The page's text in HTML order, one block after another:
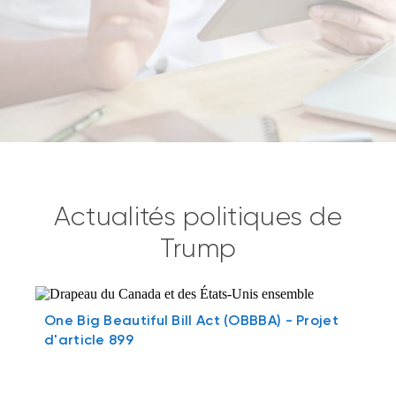
Actualités politiques de
Trump
One Big Beautiful Bill Act (OBBBA) - Projet
d'article 899